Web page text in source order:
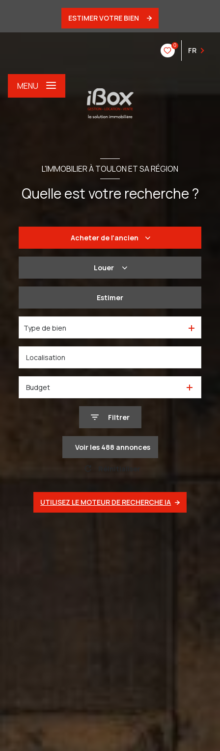
ESTIMER VOTRE BIEN
0
FR
MENU
L'IMMOBILIER À TOULON ET SA RÉGION
Quelle est votre recherche ?
Acheter de l'ancien
Du neuf
Louer
De l'immo pro
Estimer
Type de bien
Budget
Filtrer
Voir les 488 annonces
UTILISEZ LE MOTEUR DE RECHERCHE IA